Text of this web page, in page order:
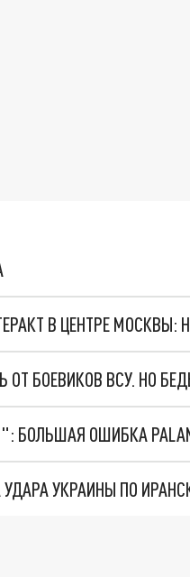
В ЦЕНТРЕ
ОТ БОЕВИКОВ ВСУ. НО
УДАРА УКРАИНЫ ПО